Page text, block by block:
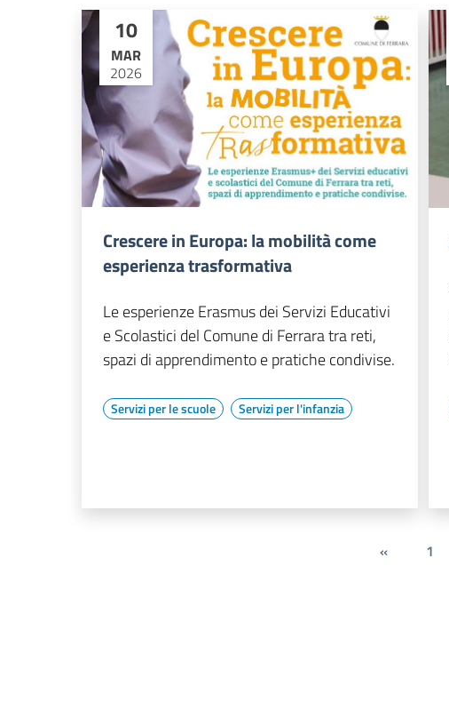
10
MAR
2026
Crescere in Europa: la mobilità come
esperienza trasformativa
Le esperienze Erasmus dei Servizi Educativi
e Scolastici del Comune di Ferrara tra reti,
spazi di apprendimento e pratiche condivise.
Servizi per le scuole Servizi per l'infanzia
« 1